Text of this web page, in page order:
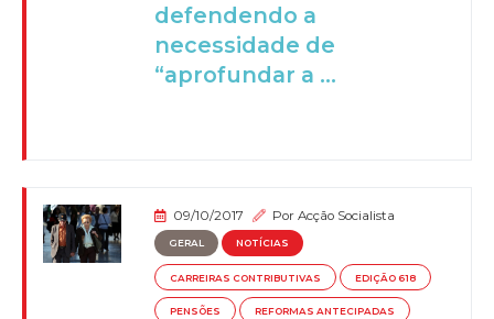
defendendo a
necessidade de
“aprofundar a ...
09/10/2017 PorAcção Socialista
GERAL NOTÍCIAS
CARREIRAS CONTRIBUTIVAS EDIÇÃO 618
PENSÕES REFORMAS ANTECIPADAS